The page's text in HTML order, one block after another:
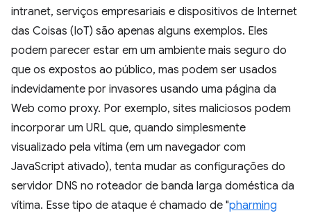
intranet, serviços empresariais e dispositivos de Internet
das Coisas (IoT) são apenas alguns exemplos. Eles
podem parecer estar em um ambiente mais seguro do
que os expostos ao público, mas podem ser usados
indevidamente por invasores usando uma página da
Web como proxy. Por exemplo, sites maliciosos podem
incorporar um URL que, quando simplesmente
visualizado pela vítima (em um navegador com
JavaScript ativado), tenta mudar as configurações do
servidor DNS no roteador de banda larga doméstica da
vítima. Esse tipo de ataque é chamado de "pharming